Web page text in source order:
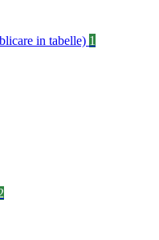
in tabelle) 1